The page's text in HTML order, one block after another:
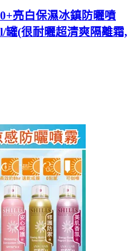
亮白保濕冰鎮防曬噴
罐(很耐曬超清爽隔離霜,